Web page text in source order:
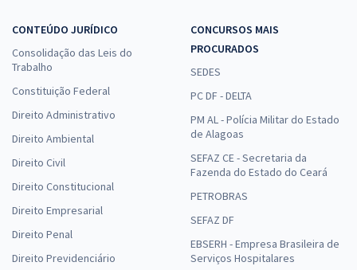
CONTEÚDO JURÍDICO
Consolidação das Leis do
Trabalho
Constituição Federal
Direito Administrativo
Direito Ambiental
Direito Civil
Direito Constitucional
Direito Empresarial
Direito Penal
Direito Previdenciário
CONCURSOS MAIS
PROCURADOS
SEDES
PC DF - DELTA
PM AL - Polícia Militar do Estado
de Alagoas
SEFAZ CE - Secretaria da
Fazenda do Estado do Ceará
PETROBRAS
SEFAZ DF
EBSERH - Empresa Brasileira de
Serviços Hospitalares